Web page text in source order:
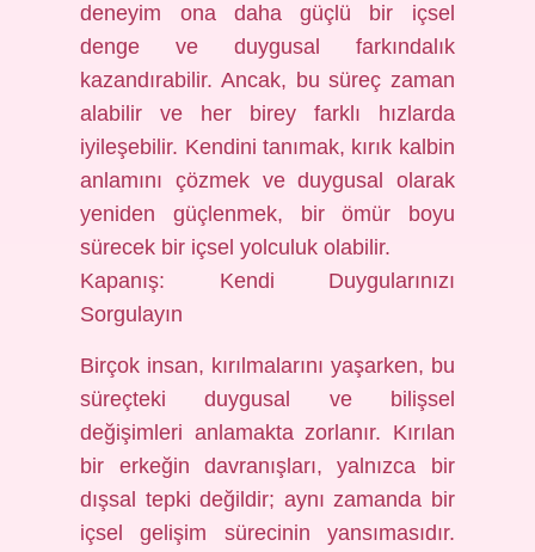
deneyim ona daha güçlü bir içsel
denge ve duygusal farkındalık
kazandırabilir. Ancak, bu süreç zaman
alabilir ve her birey farklı hızlarda
iyileşebilir. Kendini tanımak, kırık kalbin
anlamını çözmek ve duygusal olarak
yeniden güçlenmek, bir ömür boyu
sürecek bir içsel yolculuk olabilir.
Kapanış: Kendi Duygularınızı
Sorgulayın
Birçok insan, kırılmalarını yaşarken, bu
süreçteki duygusal ve bilişsel
değişimleri anlamakta zorlanır. Kırılan
bir erkeğin davranışları, yalnızca bir
dışsal tepki değildir; aynı zamanda bir
içsel gelişim sürecinin yansımasıdır.